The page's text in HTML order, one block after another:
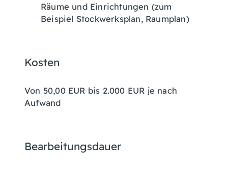
Räume und Einrichtungen (zum
Beispiel Stockwerksplan, Raumplan)
Kosten
Von 50,00 EUR bis 2.000 EUR je nach
Aufwand
Bearbeitungsdauer